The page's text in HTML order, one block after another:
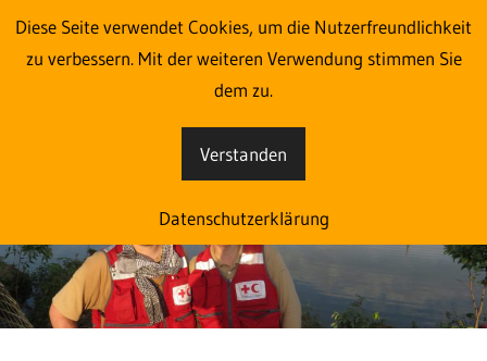
Im Einsatz aus Liebe zum
Menschen
blog.roteskreuz.at
Websites
Website
Diese Seite verwendet Cookies, um die Nutzerfreundlichkeit
zu verbessern. Mit der weiteren Verwendung stimmen Sie
dem zu.
Verstanden
Datenschutzerklärung